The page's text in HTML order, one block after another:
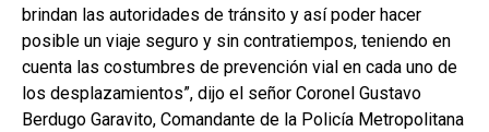
brindan las autoridades de tránsito y así poder hacer
posible un viaje seguro y sin contratiempos, teniendo en
cuenta las costumbres de prevención vial en cada uno de
los desplazamientos”, dijo el señor Coronel Gustavo
Berdugo Garavito, Comandante de la Policía Metropolitana